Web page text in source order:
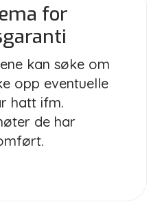
for
kan søke om
opp eventuelle
hatt ifm.
de har